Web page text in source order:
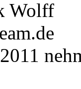
Wolff